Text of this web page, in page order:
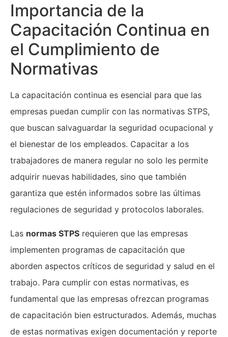
Importancia de la
Capacitación Continua en
el Cumplimiento de
Normativas
La capacitación continua es esencial para que las
empresas puedan cumplir con las normativas STPS,
que buscan salvaguardar la seguridad ocupacional y
el bienestar de los empleados. Capacitar a los
trabajadores de manera regular no solo les permite
adquirir nuevas habilidades, sino que también
garantiza que estén informados sobre las últimas
regulaciones de seguridad y protocolos laborales.
Las normas STPS requieren que las empresas
implementen programas de capacitación que
aborden aspectos críticos de seguridad y salud en el
trabajo. Para cumplir con estas normativas, es
fundamental que las empresas ofrezcan programas
de capacitación bien estructurados. Además, muchas
de estas normativas exigen documentación y reporte